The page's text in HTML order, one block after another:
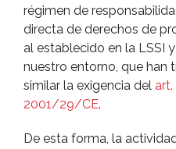
régimen de
directa de derechos de
al establecido en la LSSI
nuestro entorno, que han
similar la exigencia del
2001/29/CE.
De esta forma, la